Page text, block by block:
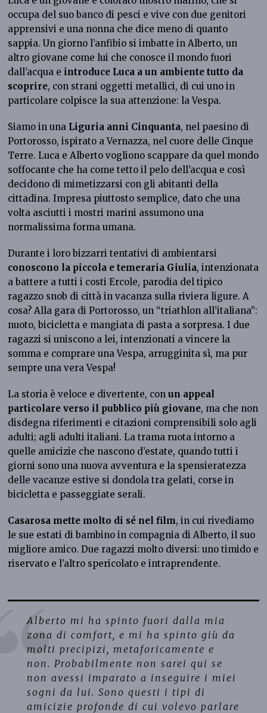
occupa del suo banco di pesci e vive con due genitori
apprensivi e una nonna che dice meno di quanto
sappia. Un giorno l’anfibio si imbatte in Alberto, un
altro giovane come lui che conosce il mondo fuori
dall’acqua e introduce Luca a un ambiente tutto da
scoprire, con strani oggetti metallici, di cui uno in
particolare colpisce la sua attenzione: la Vespa.
Siamo in una Liguria anni Cinquanta, nel paesino di
Portorosso, ispirato a Vernazza, nel cuore delle Cinque
Terre. Luca e Alberto vogliono scappare da quel mondo
soffocante che ha come tetto il pelo dell’acqua e così
decidono di mimetizzarsi con gli abitanti della
cittadina. Impresa piuttosto semplice, dato che una
volta asciutti i mostri marini assumono una
normalissima forma umana.
Durante i loro bizzarri tentativi di ambientarsi
conoscono la piccola e temeraria Giulia, intenzionata
a battere a tutti i costi Ercole, parodia del tipico
ragazzo snob di città in vacanza sulla riviera ligure. A
cosa? Alla gara di Portorosso, un “triathlon all’italiana”:
nuoto, bicicletta e mangiata di pasta a sorpresa. I due
ragazzi si uniscono a lei, intenzionati a vincere la
somma e comprare una Vespa, arrugginita sì, ma pur
sempre una vera Vespa!
La storia è veloce e divertente, con un appeal
particolare verso il pubblico più giovane, ma che non
disdegna riferimenti e citazioni comprensibili solo agli
adulti; agli adulti italiani. La trama ruota intorno a
quelle amicizie che nascono d’estate, quando tutti i
giorni sono una nuova avventura e la spensieratezza
delle vacanze estive si dondola tra gelati, corse in
bicicletta e passeggiate serali.
Casarosa mette molto di sé nel film, in cui rivediamo
le sue estati di bambino in compagnia di Alberto, il suo
migliore amico. Due ragazzi molto diversi: uno timido e
riservato e l’altro spericolato e intraprendente.
Alberto mi ha spinto fuori dalla mia
zona di comfort, e mi ha spinto giù da
molti precipizi, metaforicamente e
non. Probabilmente non sarei qui se
non avessi imparato a inseguire i miei
sogni da lui. Sono questi i tipi di
amicizie profonde di cui volevo parlare